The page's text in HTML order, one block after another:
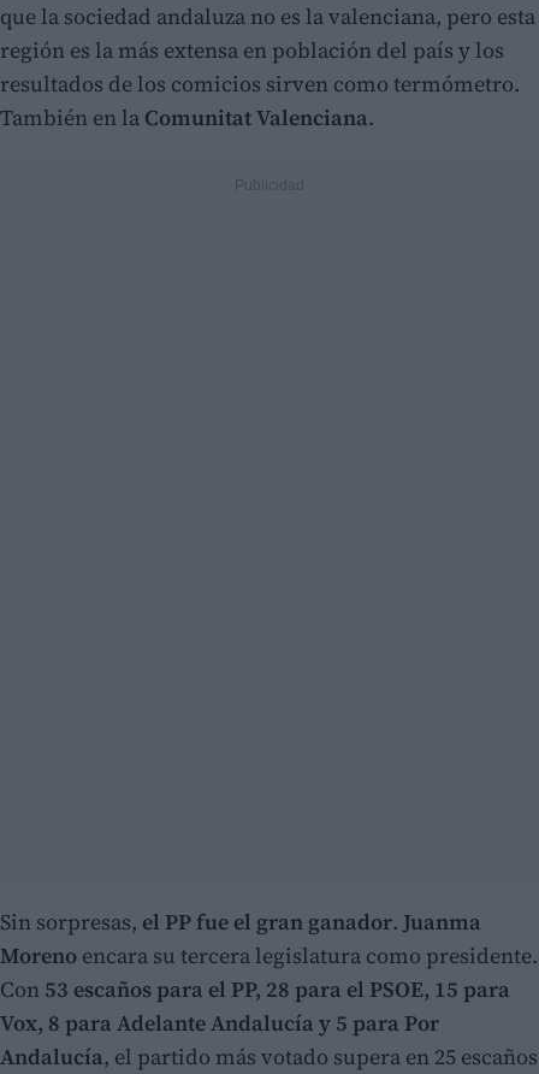
que la sociedad andaluza no es la valenciana, pero esta
región es la más extensa en población del país y los
resultados de los comicios sirven como termómetro.
También en la Comunitat Valenciana.
Sin sorpresas, el PP fue el gran ganador. Juanma
Moreno encara su tercera legislatura como presidente.
Con 53 escaños para el PP, 28 para el PSOE, 15 para
Vox, 8 para Adelante Andalucía y 5 para Por
Andalucía, el partido más votado supera en 25 escaños